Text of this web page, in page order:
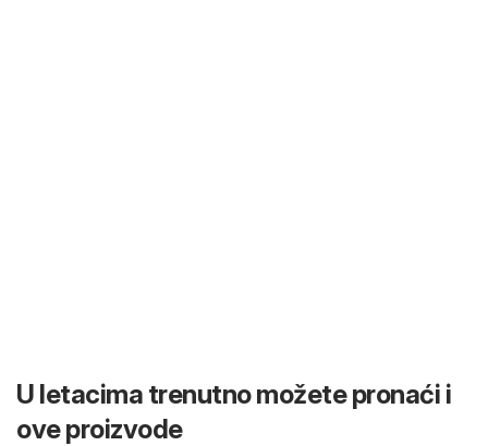
U letacima trenutno možete pronaći i
ove proizvode